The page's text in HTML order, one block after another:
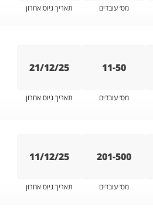
מס׳ עובדים תאריך גיוס אחרון
11-50
מס׳ עובדים
21/12/25
תאריך גיוס אחרון
201-500
מס׳ עובדים
11/12/25
תאריך גיוס אחרון